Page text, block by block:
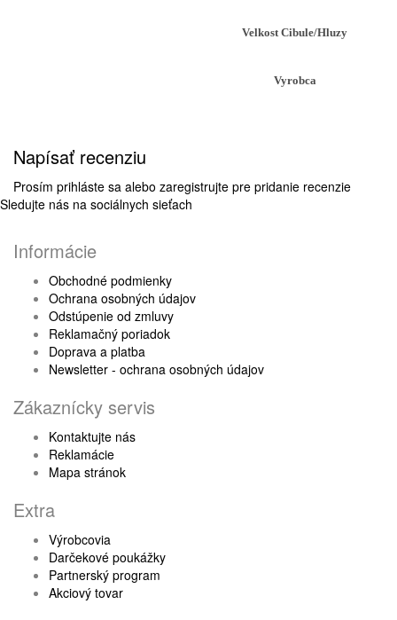
Velkost Cibule/Hluzy
Vyrobca
Napísať recenziu
Prosím prihláste sa alebo zaregistrujte pre pridanie recenzie
Sledujte nás na sociálnych sieťach
Informácie
Obchodné podmienky
Ochrana osobných údajov
Odstúpenie od zmluvy
Reklamačný poriadok
Doprava a platba
Newsletter - ochrana osobných údajov
Zákaznícky servis
Kontaktujte nás
Reklamácie
Mapa stránok
Extra
Výrobcovia
Darčekové poukážky
Partnerský program
Akciový tovar